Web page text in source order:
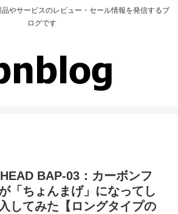
やサービスのレビュー・セール情報を発信するブ
ログです
BAP-03：カーボンフ
「ちょんまげ」になってし
してみた【ロングタイプの